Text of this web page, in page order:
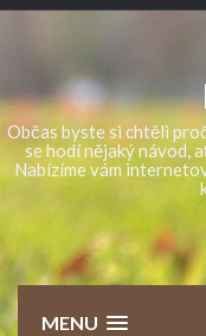
Skip
Občas byste si chtěli
se hodí nějaký návod,
Nabízíme vám
MENU